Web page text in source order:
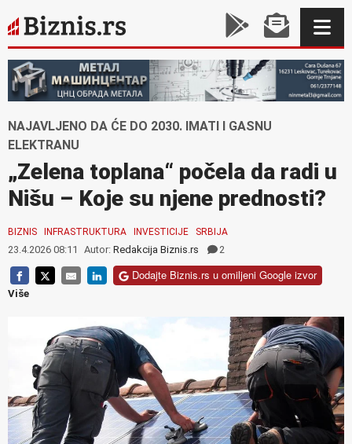
NAJAVLJENO DA ĆE DO 2030. IMATI I GASNU
ELEKTRANU
„Zelena toplana“ počela da radi u
Nišu – Koje su njene prednosti?
BIZNIS INFRASTRUKTURA INVESTICIJE SRBIJA
23.4.2026 08:11 Autor: Redakcija Biznis.rs 2
Dodajte Biznis.rs u omiljeni Google izvor
Više